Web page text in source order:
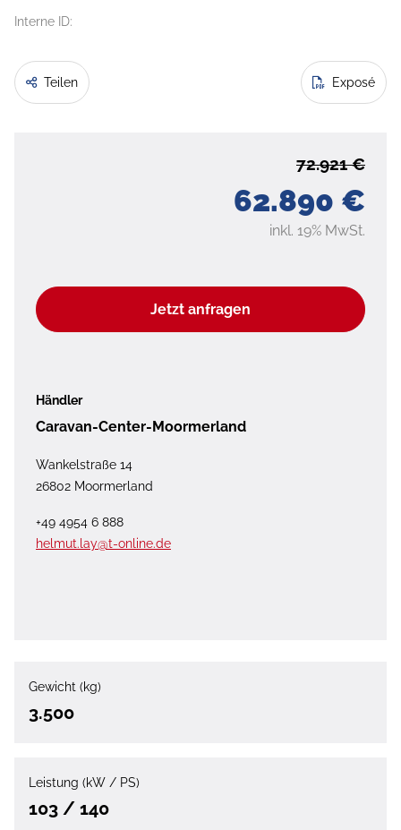
Interne ID:
Teilen Exposé
62.890 €
72.921 €
inkl. 19% MwSt.
Jetzt anfragen
Händler
Caravan-Center-Moormerland
Wankelstraße 14
26802 Moormerland
+49 4954 6 888
helmut.lay@t-online.de
Gewicht (kg)
3.500
Leistung (kW / PS)
103 / 140